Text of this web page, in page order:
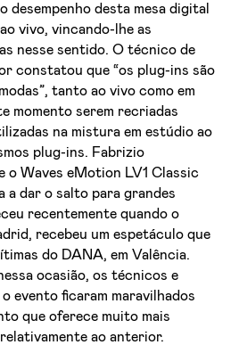
desempenho desta mesa digital
vivo, vincando-lhe as
nesse sentido. O técnico de
constatou que “os plug-ins são
tanto ao vivo como em
momento serem recriadas
na mistura em estúdio ao
plug-ins. Fabrizio
o Waves eMotion LV1 Classic
a dar o salto para grandes
recentemente quando o
recebeu um espetáculo que
do DANA, em Valência.
ocasião, os técnicos e
evento ficaram maravilhados
que oferece muito mais
ao anterior.